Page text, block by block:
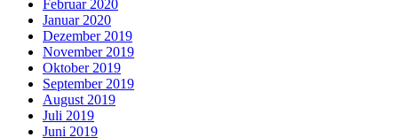
Februar 2020
Januar 2020
Dezember 2019
November 2019
Oktober 2019
September 2019
August 2019
Juli 2019
Juni 2019